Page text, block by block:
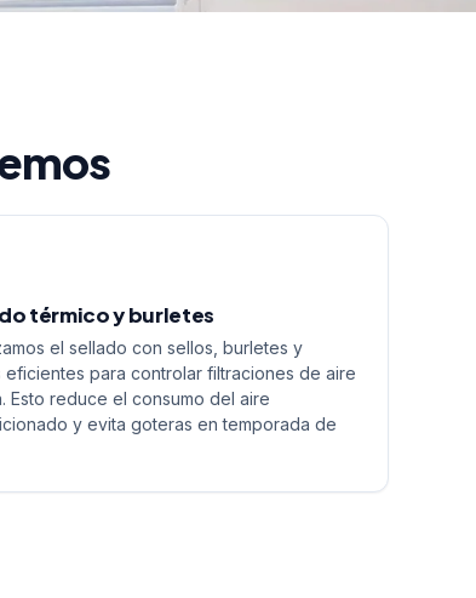
térmico y burletes
el sellado con sellos, burletes y
eficientes para controlar filtraciones de aire
Esto reduce el consumo del aire
y evita goteras en temporada de